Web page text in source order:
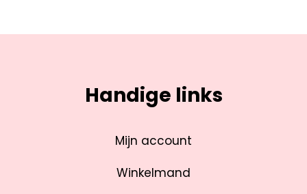
Handige links
Mijn account
Winkelmand